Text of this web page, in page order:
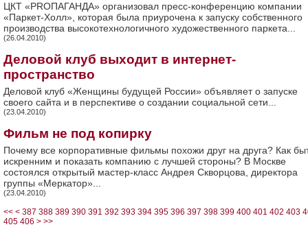
ЦКТ «PRОПАГАНДА» организовал пресс-конференцию компании
«Паркет-Холл», которая была приурочена к запуску собственного
производства высокотехнологичного художественного паркета...
(26.04.2010)
Деловой клуб выходит в интернет-
пространство
Деловой клуб «Женщины будущей России» объявляет о запуске
своего сайта и в перспективе о создании социальной сети...
(23.04.2010)
Фильм не под копирку
Почему все корпоративные фильмы похожи друг на друга? Как
искренним и показать компанию с лучшей стороны? В Москве
состоялся открытый мастер-класс Андрея Скворцова, директора
группы «Меркатор»...
(23.04.2010)
<< < 387 388 389 390 391 392 393 394 395 396 397 398 399 400 401 402 403
405 406 > >>